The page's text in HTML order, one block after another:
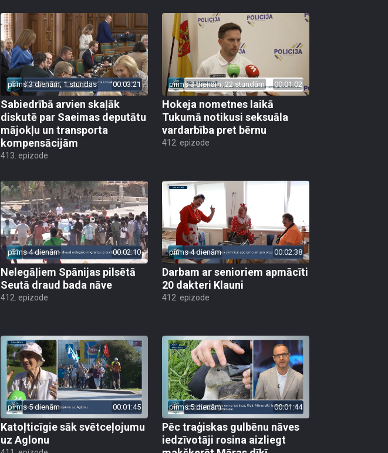
pirms 3 dienām, 1 stundas 00:03:21
Sabiedrībā arvien skaļāk
diskutē par Saeimas deputātu
mājokļu un transporta
kompensācijām
413. epizode
pirms 3 dienām, 22 stundām 00:01:02
Hokeja nometnes laikā
Tukumā notikusi seksuāla
vardarbība pret bērnu
412. epizode
pirms 4 dienām 00:02:10
Nelegāļiem Spānijas pilsētā
Seutā draud bada nāve
412. epizode
pirms 4 dienām 00:02:38
Darbam ar senioriem apmācīti
20 dakteri Klauni
412. epizode
pirms 5 dienām 00:01:45
Katoļticīgie sāk svētceļojumu
uz Aglonu
pirms 5 dienām 00:01:44
Pēc traģiskas gulbēnu nāves
iedzīvotāji rosina aizliegt